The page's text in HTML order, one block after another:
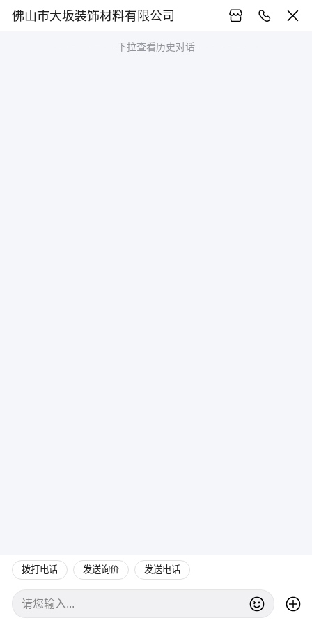
佛山市大坂装饰材料有限公司
下拉查看历史对话
拨打电话 发送询价 发送电话